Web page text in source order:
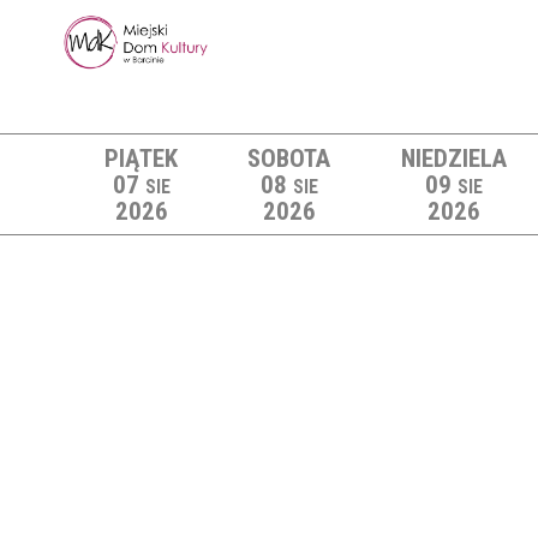
PIĄTEK
07 SIE
2026
SOBOTA
08 SIE
2026
NIEDZIELA
09 SIE
2026